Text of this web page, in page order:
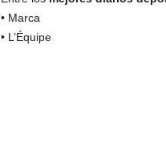
• Marca
• L’Équipe